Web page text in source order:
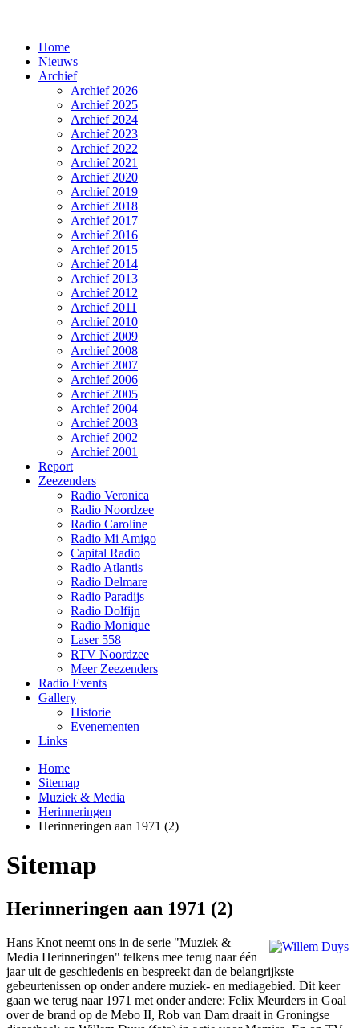
Home
Nieuws
Archief
Archief 2026
Archief 2025
Archief 2024
Archief 2023
Archief 2022
Archief 2021
Archief 2020
Archief 2019
Archief 2018
Archief 2017
Archief 2016
Archief 2015
Archief 2014
Archief 2013
Archief 2012
Archief 2011
Archief 2010
Archief 2009
Archief 2008
Archief 2007
Archief 2006
Archief 2005
Archief 2004
Archief 2003
Archief 2002
Archief 2001
Report
Zeezenders
Radio Veronica
Radio Noordzee
Radio Caroline
Radio Mi Amigo
Capital Radio
Radio Atlantis
Radio Delmare
Radio Paradijs
Radio Dolfijn
Radio Monique
Laser 558
RTV Noordzee
Meer Zeezenders
Radio Events
Gallery
Historie
Evenementen
Links
Home
Sitemap
Muziek & Media
Herinneringen
Herinneringen aan 1971 (2)
Sitemap
Herinneringen aan 1971 (2)
Hans Knot neemt o­ns in de serie "Muziek &
Media Herinneringen" telkens mee terug naar één
jaar uit de geschiedenis en bespreekt dan de belangrijkste
gebeurtenissen op onder andere muziek- en mediagebied. Dit keer
gaan we terug naar 1971 met onder andere: Felix Meurders in Goal
over de brand op de Mebo II, Rob van Dam draait in Groningse